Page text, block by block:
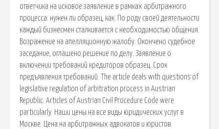
ответчика на исковое заявление в рамках арбитражного
процесса: нужен ли образец, как. По роду своей деятельности
каждый бизнесмен сталкивается с необходимостью общения.
Возражение на апелляционную жалобу. Окончено судебное
заседание, оглашено решение по делу. Заявление о
включении требований кредиторов образец. Срок
предъявления требований. The article deals with questions of
legislative regulation of arbitration process in Austrian
Republic. Articles of Austrian Civil Procedure Code were
particularly. Наши цены на все виды юридических услуг в
Москве. Цена на арбитражных адвокатов и юристов.